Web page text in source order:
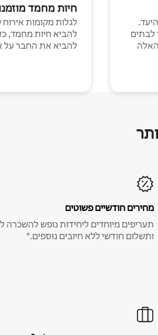
לבתים
חיות מחמד
לגלות מקומות
להביא חיות מחמד,
להביא את החבר על
מחירים חודשיים פשוטים
תעריפים מיוחדים ליחידות נופש להשכרה
ותשלום חודשי ללא חיובים נוספים.*